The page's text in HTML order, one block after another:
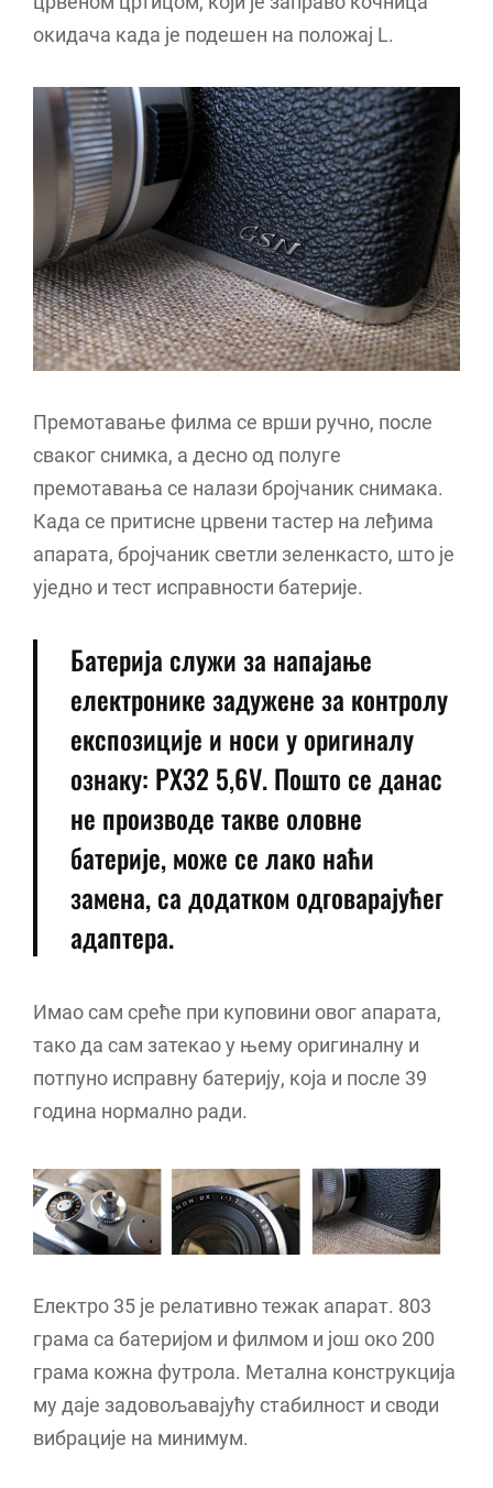
окидача када је подешен на положај L.
Премотавање филма се врши ручно, после
сваког снимка, а десно од полуге
премотавања се налази бројчаник снимака.
Када се притисне црвени тастер на леђима
апарата, бројчаник светли зеленкасто, што је
уједно и тест исправности батерије.
Батерија служи за напајање
електронике задужене за контролу
експозиције и носи у оригиналу
ознаку: PX32 5,6V. Пошто се данас
не производе такве оловне
батерије, може се лако наћи
замена, са додатком одговарајућег
адаптера.
Имао сам среће при куповини овог апарата,
тако да сам затекао у њему оригиналну и
потпуно исправну батерију, која и после 39
година нормално ради.
Електро 35 је релативно тежак апарат. 803
грама са батеријом и филмом и још око 200
грама кожна футрола. Метална конструкција
му даје задовољавајућу стабилност и своди
вибрације на минимум.